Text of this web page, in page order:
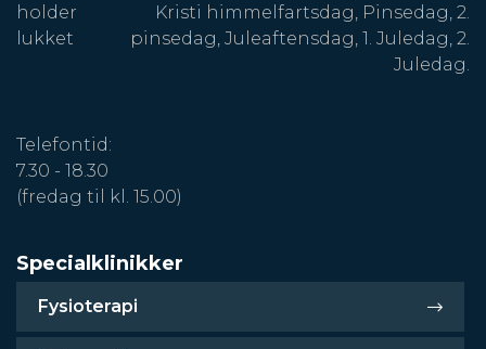
holder
lukket
Kristi himmelfartsdag, Pinsedag, 2.
pinsedag, Juleaftensdag, 1. Juledag, 2.
Juledag.
Telefontid:
7.30 - 18.30
(fredag til kl. 15.00)
Specialklinikker
Fysioterapi